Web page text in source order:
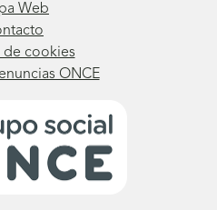
Web
de cookies
ONCE